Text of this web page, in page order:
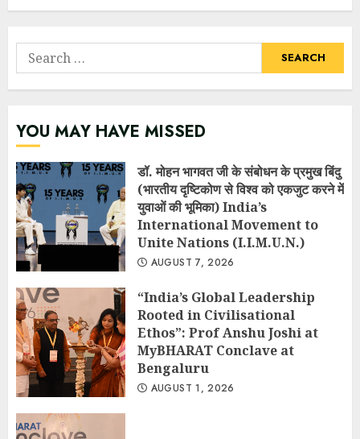
Search
for:
YOU MAY HAVE MISSED
डॉ. मोहन भागवत जी के संबोधन के प्रमुख बिंदु
(भारतीय दृष्टिकोण से विश्व को एकजुट करने में
युवाओं की भूमिका) India’s
International Movement to
Unite Nations (I.I.M.U.N.)
AUGUST 7, 2026
“India’s Global Leadership
Rooted in Civilisational
Ethos”: Prof Anshu Joshi at
MyBHARAT Conclave at
Bengaluru
AUGUST 1, 2026